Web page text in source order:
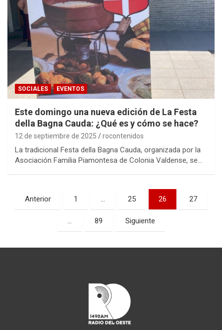
SOCIALES EVENTOS
Este domingo una nueva edición de La Festa
della Bagna Cauda: ¿Qué es y cómo se hace?
12 de septiembre de 2025 rocontenidos
La tradicional Festa della Bagna Cauda, organizada por la
Asociación Familia Piamontesa de Colonia Valdense, se…
Paginación
de
Anterior 1 25 26 27
89 Siguiente